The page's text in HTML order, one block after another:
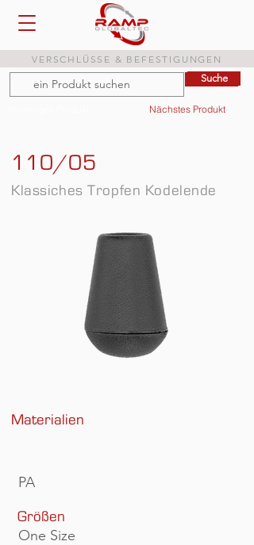
VERSCHLÜSSE & BEFESTIGUNGEN
Suche
Suche
Klassiches Tropfen Kodelende
Materialien
PA
Größen
One Size
110/05
Nächstes Produkt